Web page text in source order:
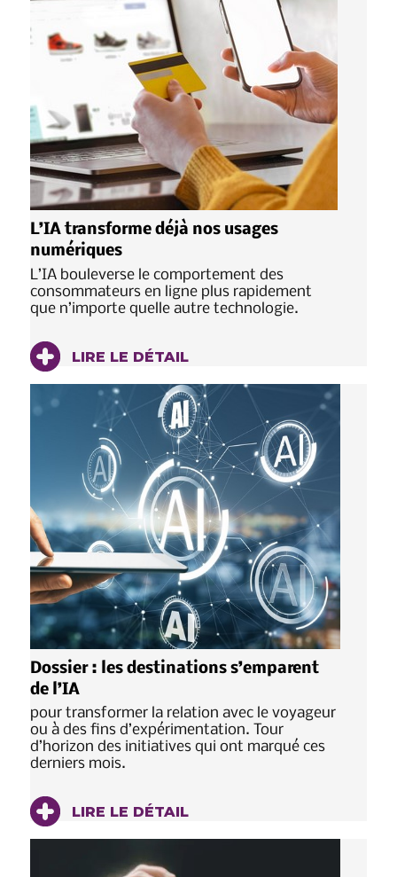
L’IA transforme déjà nos usages
numériques
L’IA bouleverse le comportement des
consommateurs en ligne plus rapidement
que n’importe quelle autre technologie.
LIRE LE DÉTAIL
Dossier : les destinations s’emparent
de l’IA
pour transformer la relation avec le voyageur
ou à des fins d’expérimentation. Tour
d’horizon des initiatives qui ont marqué ces
derniers mois.
LIRE LE DÉTAIL